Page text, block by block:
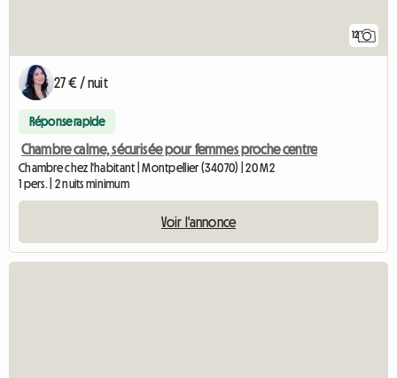
12
27 € / nuit
Réponse rapide
Chambre calme, sécurisée pour femmes proche centre
Chambre chez l'habitant | Montpellier (34070) | 20 M2
1 pers. | 2 nuits minimum
Voir l'annonce